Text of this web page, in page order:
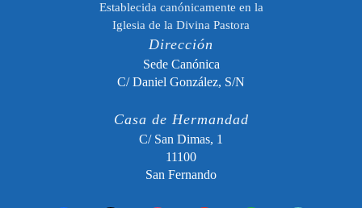
Establecida canónicamente en la
Iglesia de la Divina Pastora
Dirección
Sede Canónica
C/ Daniel González, S/N
Casa de Hermandad
C/ San Dimas, 1
11100
San Fernando